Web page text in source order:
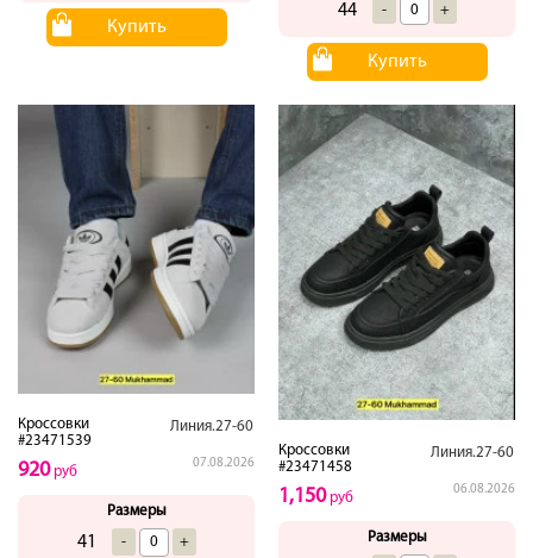
Купить
44 - +
Купить
Кроссовки
#23471539
Линия.27-60
07.08.2026
920руб
Размеры
41 - +
Кроссовки
#23471458
Линия.27-60
06.08.2026
1,150руб
Размеры